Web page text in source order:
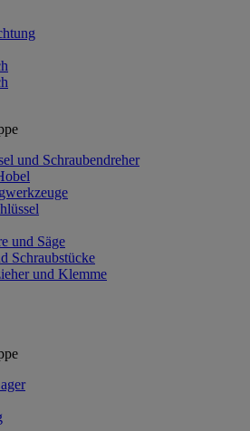
und Schraubendreher
und Säge
Schraubstücke
und Klemme